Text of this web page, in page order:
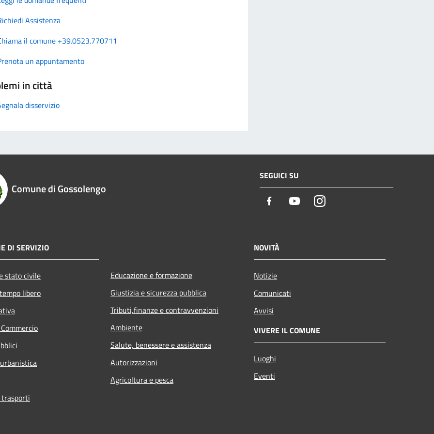
Assistenza
il comune +39.0523.770711
un appuntamento
in città
disservizio
Comune di Gossolengo
SEGUICI SU
Facebook YoutubeInstagram
DI SERVIZIO
stato civile
libero
Educazione e formazione
Giustizia e sicurezza pubblica
Tributi,finanze e contravvenzioni
Ambiente
Salute, benessere e assistenza
Autorizzazioni
Agricoltura e pesca
NOVITÀ
Notizie
Comunicati
Avvisi
VIVERE IL COMUNE
Luoghi
Eventi